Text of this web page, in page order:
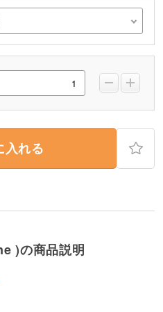
入れる
)の商品説明